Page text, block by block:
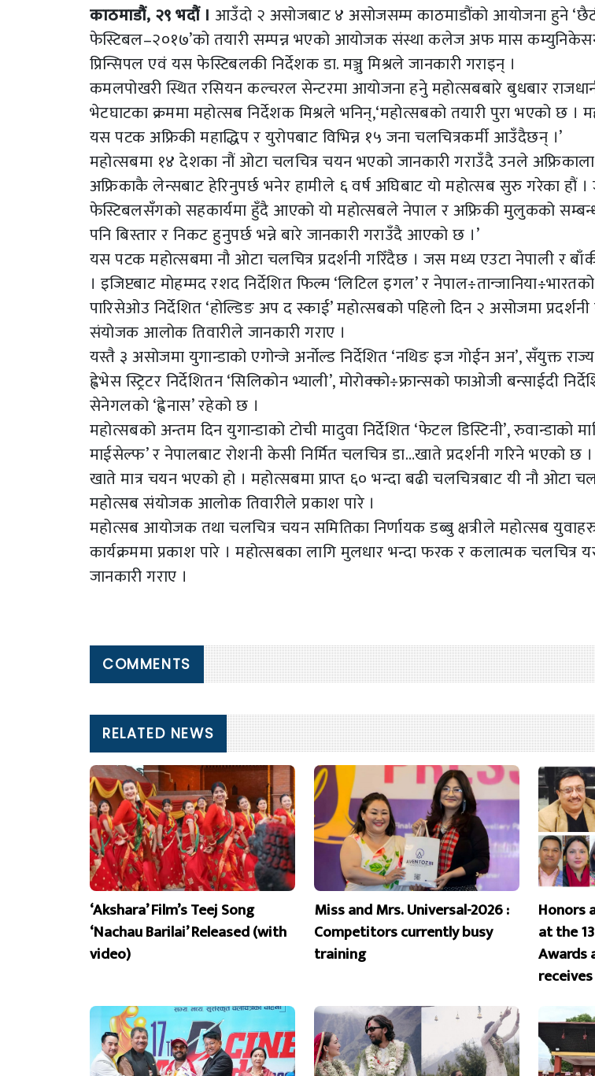
काठमाडौं, २९ भदौं । आउँदो २ असोजबाट ४ असोजसम्म काठमाडौंको आयोजना हुने
फेस्टिबल–२०१७’को तयारी सम्पन्न भएको आयोजक संस्था कलेज अफ मास कम्युनिकेसन
प्रिन्सिपल एवं यस फेस्टिबलकी निर्देशक डा. मञ्जु मिश्रले जानकारी गराइन् ।
कमलपोखरी स्थित रसियन कल्चरल सेन्टरमा आयोजना हनुे महोत्सबबारे बुधबार
भेटघाटका क्रममा महोत्सब निर्देशक मिश्रले भनिन्,‘महोत्सबको तयारी पुरा भएको छ ।
यस पटक अफ्रिकी महाद्धिप र युरोपबाट विभिन्न १५ जना चलचित्रकर्मी आउँदैछन् ।’
महोत्सबमा १४ देशका नौं ओटा चलचित्र चयन भएको जानकारी गराउँदै उनले
अफ्रिकाकै लेन्सबाट हेरिनुपर्छ भनेर हामीले ६ वर्ष अघिबाट यो महोत्सब सुरु गरेका हौं ।
फेस्टिबलसँगको सहकार्यमा हुँदै आएको यो महोत्सबले नेपाल र अफ्रिकी मुलुकको सम्बन्ध
पनि बिस्तार र निकट हुनुपर्छ भन्ने बारे जानकारी गराउँदै आएको छ ।’
यस पटक महोत्सबमा नौ ओटा चलचित्र प्रदर्शनी गरिँदैछ । जस मध्य एउटा नेपाली र
। इजिप्टबाट मोहम्मद रशद निर्देशित फिल्म ‘लिटिल इगल’ र
पारिसेओउ निर्देशित ‘होल्डिङ अप द स्काई’ महोत्सबको पहिलो दिन २ असोजमा
संयोजक आलोक तिवारीले जानकारी गराए ।
यस्तै ३ असोजमा युगान्डाको एगोन्जे अर्नोल्ड निर्देशित ‘नथिङ इज गोईन अन’, सँयुक्त
ह्वेभेस स्ट्रिटर निर्देशितन ‘सिलिकोन भ्याली’, मोरोक्को÷फ्रान्सको फाओजी बन्साईदी
सेनेगलको ‘ह्वेनास’ रहेको छ ।
महोत्सबको अन्तम दिन युगान्डाको टोची मादुवा निर्देशित ‘फेटल डिस्टिनी’, रुवान्डाको
माईसेल्फ’ र नेपालबाट रोशनी केसी निर्मित चलचित्र डा…खाते प्रदर्शनी गरिने भएको
खाते मात्र चयन भएको हो । महोत्सबमा प्राप्त ६० भन्दा बढी चलचित्रबाट यी नौ ओटा
महोत्सब संयोजक आलोक तिवारीले प्रकाश पारे ।
महोत्सब आयोजक तथा चलचित्र चयन समितिका निर्णायक डब्बु क्षत्रीले महोत्सब
कार्यक्रममा प्रकाश पारे । महोत्सबका लागि मुलधार भन्दा फरक र कलात्मक
जानकारी गराए ।
COMMENTS
RELATED NEWS
‘Akshara’ Film’s Teej Song
‘Nachau Barilai’ Released (with
video)
Miss and Mrs. Universal-2026 :
Competitors currently busy
training
Honors
at the
Awards